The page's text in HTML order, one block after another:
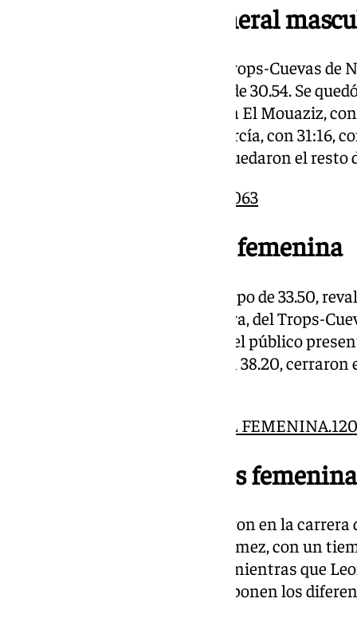
Clasificación 10K general
Mohamed Lansi, corredor del Trops-Cuevas de
dicha categoría con un tiempo de 30.54. Se
segundos del récord que ostenta El Mouaziz,
00:31:04 e Ignacio González García, con 31:16,
pódium respectivamente. Así quedaron el resto
10K GENERAL MASCULINA.12063
Clasificación general femenina
Nazha Machrouch, con un tiempo de 33.50,
categoría femenina. La corredora, del Trops-
tiempo y se llevó los aplausos del público
36:43, y Laura Núñez Flores, con 38.20,
CLASIFICACIÓN 10K GENERAL
Clasificación menores
Más de 500 personas participaron en la
masculina reinó Pablo Pérez Gómez, con un
quedó Valere Queau, con 16.44, mientras que
17.13. El resto de la tabla lo componen los